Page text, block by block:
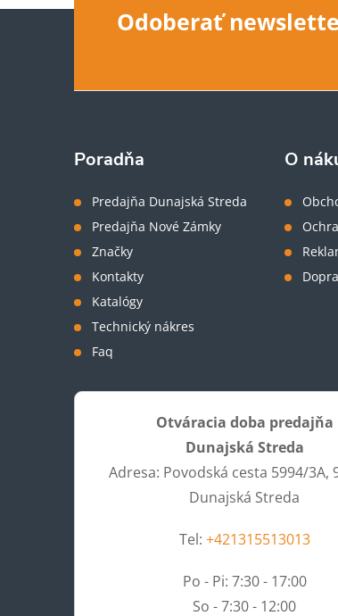
Odoberať
Poradňa
Predajňa Dunajská Streda
Predajňa Nové Zámky
Značky
Kontakty
Katalógy
Technický nákres
Faq
O
Otváracia doba predajňa
Dunajská Streda
Adresa: Povodská cesta 5994/3A,
Dunajská Streda
Tel: +421315513013
Po - Pi: 7:30 - 17:00
So - 7:30 - 12:00